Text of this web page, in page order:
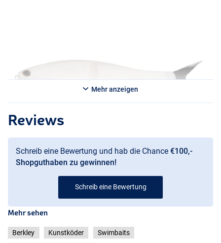
Roach
Mehr anzeigen
Reviews
Schreib eine Bewertung und hab die Chance €100,-
Shopguthaben zu gewinnen!
Schreib eine Bewertung
Mehr sehen
Berkley Kunstköder Swimbaits